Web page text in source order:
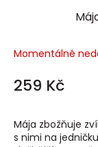
Momentálně
259 Kč
Mája zbožňuje
s nimi na